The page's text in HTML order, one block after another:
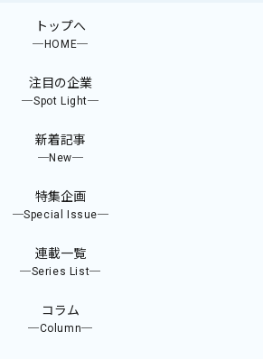
トップへ
─HOME─
注目の企業
─Spot Light─
新着記事
─New─
特集企画
─Special Issue─
連載一覧
─Series List─
コラム
─Column─